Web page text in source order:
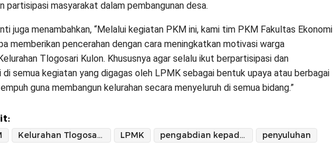
partisipasi masyarakat dalam pembangunan desa.
juga menambahkan, “Melalui kegiatan PKM ini, kami tim PKM Fakultas Ekonomi
memberikan pencerahan dengan cara meningkatkan motivasi warga
Tlogosari Kulon. Khususnya agar selalu ikut berpartisipasi dan
semua kegiatan yang digagas oleh LPMK sebagai bentuk upaya atau berbagai
guna membangun kelurahan secara menyeluruh di semua bidang.”
Kelurahan Tlogosari Kulon LPMK pengabdian kepada masyarakat penyuluhan